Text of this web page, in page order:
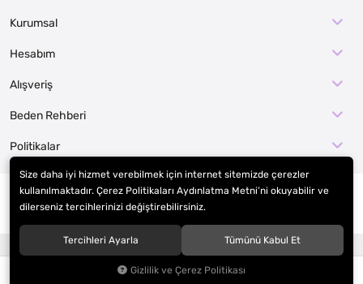
Kurumsal
Hesabım
Alışveriş
Beden Rehberi
Politikalar
EFE KOSTÜM İMALAT / KOSTÜMCE
Hipotenüs ®Yeni Nesil E-Ticaret Sistemleri ile Hazırlanmıştır.
Size daha iyi hizmet verebilmek için internet sitemizde çerezler
kullanılmaktadır. Çerez Politikaları Aydınlatma Metni’ni okuyabilir ve
dilerseniz tercihlerinizi değiştirebilirsiniz.
Tercihleri Ayarla Tümünü Kabul Et
Gizlilik ve Çerez Politikası